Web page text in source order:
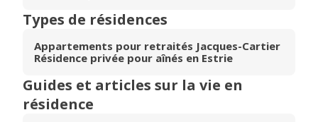
Types de résidences
Appartements pour retraités Jacques-Cartier
Résidence privée pour aînés en Estrie
Guides et articles sur la vie en
résidence